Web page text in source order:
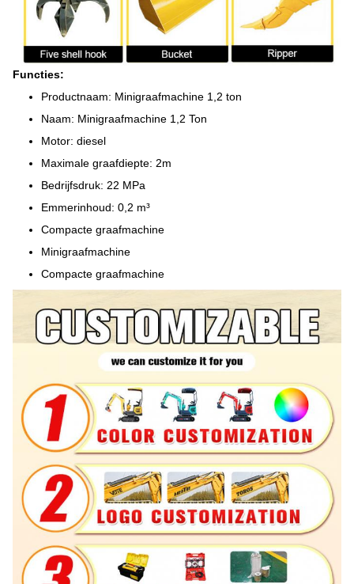
Functies:
Productnaam: Minigraafmachine 1,2 ton
Naam: Minigraafmachine 1,2 Ton
Motor: diesel
Maximale graafdiepte: 2m
Bedrijfsdruk: 22 MPa
Emmerinhoud: 0,2 m³
Compacte graafmachine
Minigraafmachine
Compacte graafmachine